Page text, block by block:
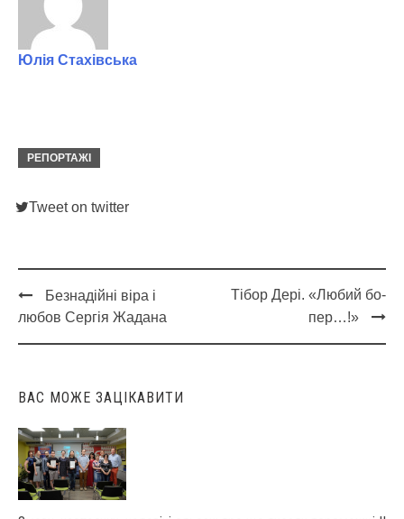
Юлія Стахівська
РЕПОРТАЖІ
Tweet on twitter
Post
navigation
Безнадійні віра і
любов Сергія Жадана
Тібор Дері. «Любий бо-
пер…!»
ВАС МОЖЕ ЗАЦІКАВИТИ